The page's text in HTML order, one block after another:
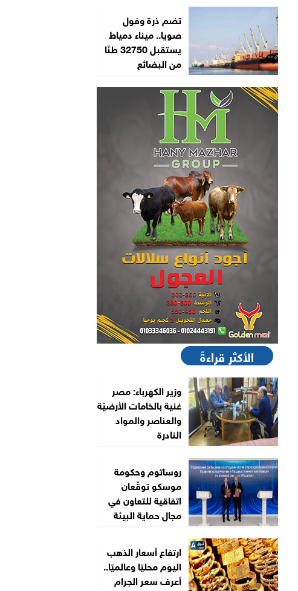
تضم ذرة وفول
صويا.. ميناء دمياط
يستقبل 32750 طنًا
من البضائع
الأكثر قراءةً
وزير الكهرباء: مصر
غنية بالخامات الأرضيّة
والعناصر والمواد
النادرة
روساتوم وحكومة
موسكو توقّعان
اتفاقية للتعاون في
مجال حماية البيئة
ارتفاع أسعار الذهب
اليوم محليًا وعالميًا..
أعرف سعر الجرام